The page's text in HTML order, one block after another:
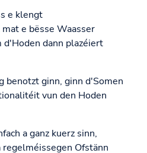
e klengt
e bësse Waasser
d'Hoden dann plazéiert
benotzt ginn, ginn d'Somen
vun den Hoden
a ganz kuerz sinn,
Ofstänn